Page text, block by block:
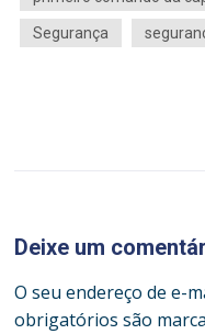
Segurança
Deixe um
O seu endereço de e-
obrigatórios são